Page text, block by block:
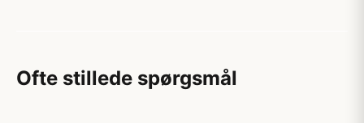
Ofte stillede spørgsmål